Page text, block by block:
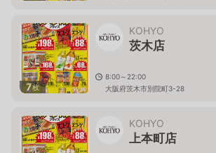
7枚
KOHYO
茨木店
8:00～22:00
大阪府茨木市別院町3-28
KOHYO
上本町店